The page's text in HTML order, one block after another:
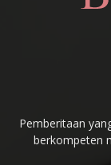
Pemberitaan
berkompeten